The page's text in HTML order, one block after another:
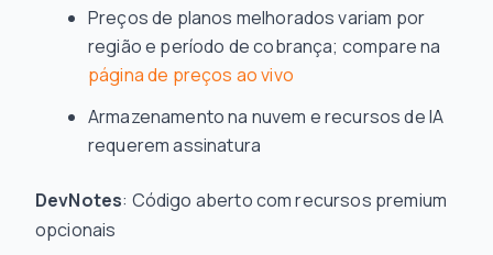
Preços de planos melhorados variam por
região e período de cobrança; compare na
página de preços ao vivo
Armazenamento na nuvem e recursos de IA
requerem assinatura
DevNotes: Código aberto com recursos premium
opcionais